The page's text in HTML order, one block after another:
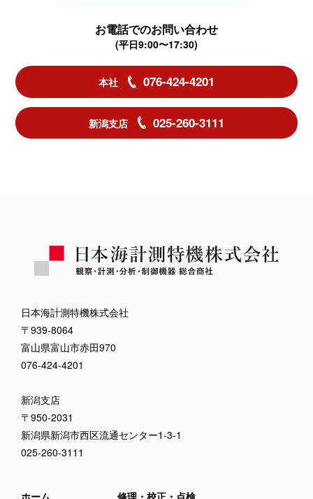
お電話でのお問い合わせ
(平日9:00〜17:30)
本社 076-424-4201
新潟支店 025-260-3111
日本海計測特機株式会社
〒939-8064
富山県富山市赤田970
076-424-4201
新潟支店
〒950-2031
新潟県新潟市西区流通センター1-3-1
025-260-3111
ホーム 修理・校正・点検